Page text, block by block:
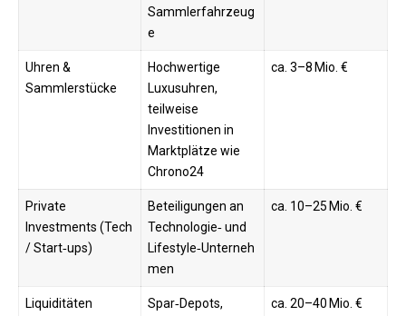
Sammlerfahrzeug
e
Uhren &
Sammlerstücke
Hochwertige
Luxusuhren,
teilweise
Investitionen in
Marktplätze wie
Chrono24
ca. 3–8 Mio. €
Private
Investments (Tech
/ Start‑ups)
Beteiligungen an
Technologie‑ und
Lifestyle‑Unterneh
men
ca. 10–25 Mio. €
Liquiditäten
Spar‑Depots,
ca. 20–40 Mio. €